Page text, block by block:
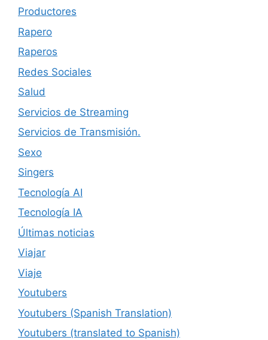
Productores
Rapero
Raperos
Redes Sociales
Salud
Servicios de Streaming
Servicios de Transmisión.
Sexo
Singers
Tecnología AI
Tecnología IA
Últimas noticias
Viajar
Viaje
Youtubers
Youtubers (Spanish Translation)
Youtubers (translated to Spanish)